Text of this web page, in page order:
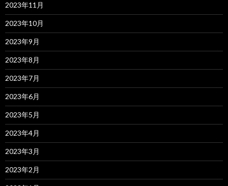
2023年11月
2023年10月
2023年9月
2023年8月
2023年7月
2023年6月
2023年5月
2023年4月
2023年3月
2023年2月